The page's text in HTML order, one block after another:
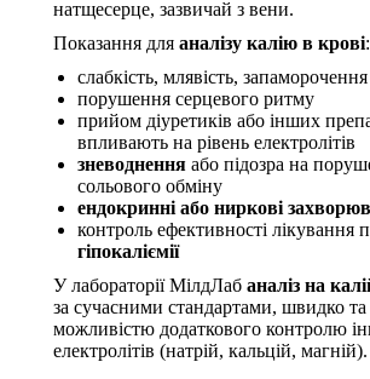
натщесерце, зазвичай з вени.
Показання для аналізу калію в крові:
слабкість, млявість, запаморочення
порушення серцевого ритму
прийом діуретиків або інших
впливають на рівень електролітів
зневоднення або підозра на
сольового обміну
ендокринні або ниркові
контроль ефективності лікування
гіпокаліємії
У лабораторії МілдЛаб аналіз на
за сучасними стандартами, швидко та
можливістю додаткового контролю
електролітів (натрій, кальцій, магній).